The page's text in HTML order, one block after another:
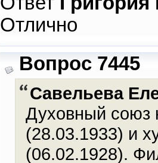
Отлично
Вопрос 7445
Савельева
Духовный союз
(28.03.1933) и
(06.02.1928).